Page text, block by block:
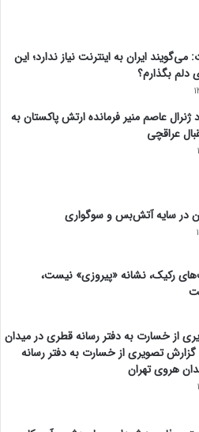
می‌گویند ایران به اینترنت نیاز ندارد؛ این
دلم بگذارم؟
ژنرال عاصم منیر فرمانده ارتش پاکستان به
عراقچی
در سایه آتش‌بس و سوگواری
رکیک، نشانه «پیروزی» نیست،
از خسارت به دفتر رسانه قطری در میدان
تصویری از خسارت به دفتر رسانه
هروی تهران